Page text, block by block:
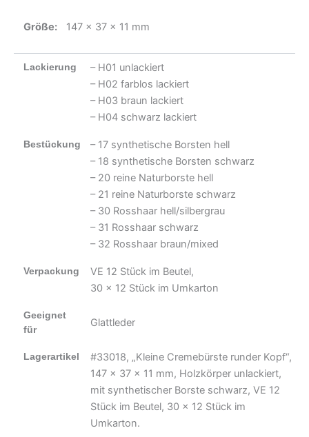
Größe: 147 x 37 x 11 mm
Lackierung
– H01 unlackiert
– H02 farblos lackiert
– H03 braun lackiert
– H04 schwarz lackiert
Bestückung
– 17 synthetische Borsten hell
– 18 synthetische Borsten schwarz
– 20 reine Naturborste hell
– 21 reine Naturborste schwarz
– 30 Rosshaar hell/silbergrau
– 31 Rosshaar schwarz
– 32 Rosshaar braun/mixed
Verpackung
VE 12 Stück im Beutel,
30 x 12 Stück im Umkarton
Geeignet
für
Glattleder
Lagerartikel
#33018, „Kleine Cremebürste runder Kopf“,
147 x 37 x 11 mm, Holzkörper unlackiert,
mit synthetischer Borste schwarz, VE 12
Stück im Beutel, 30 x 12 Stück im
Umkarton.